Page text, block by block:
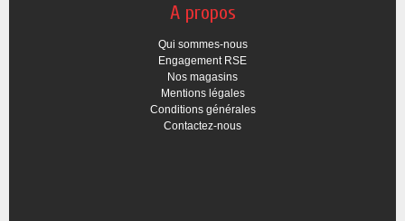
A propos
Qui sommes-nous
Engagement RSE
Nos magasins
Mentions légales
Conditions générales
Contactez-nous